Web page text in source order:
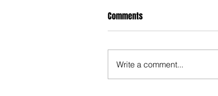
Comments
Write a comment...